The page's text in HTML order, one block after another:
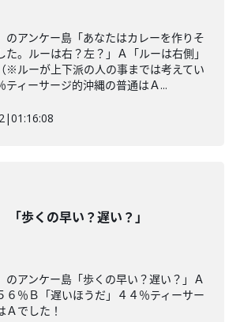
のアンケー島「あなたはカレーを作りそ
た。ルーは右？左？」Ａ「ルーは右側」
※ルーが上下派の人の事までは考えてい
ティーサージ的沖縄の普通はＡ...
|01:16:08
「歩くの早い？遅い？」
のアンケー島「歩くの早い？遅い？」Ａ
６％Ｂ「遅いほうだ」４４％ティーサー
Ａでした！